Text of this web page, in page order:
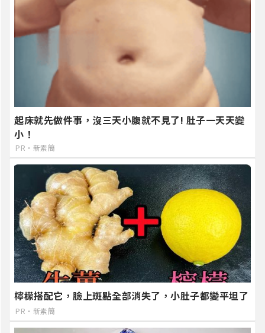
起床就先做件事，沒三天小腹就不見了! 肚子一天天變
小！
PR・新素簡
檸檬搭配它，臉上斑點全部消失了，小肚子都變平坦了
PR・新素簡